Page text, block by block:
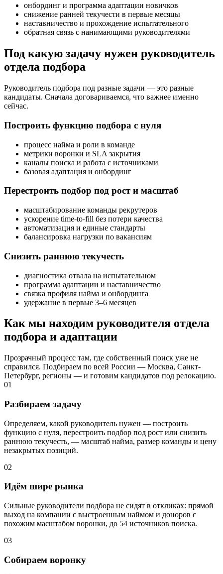
онбординг и программа адаптации новичков
снижение ранней текучести в первые месяцы
наставничество и прохождение испытательного
обратная связь с нанимающими руководителями
Под какую задачу нужен руководитель
отдела подбора
Руководитель подбора под разные задачи — это разные
кандидаты. Сначала договариваемся, что важнее именно
сейчас.
Построить функцию подбора с нуля
процесс найма и роли в команде
метрики воронки и SLA закрытия
каналы поиска и работа с источниками
базовая адаптация и онбординг
Перестроить подбор под рост и масштаб
масштабирование команды рекрутеров
ускорение time-to-fill без потери качества
автоматизация и единые стандарты
балансировка нагрузки по вакансиям
Снизить раннюю текучесть
диагностика отвала на испытательном
программа адаптации и наставничество
связка профиля найма и онбординга
удержание в первые 3–6 месяцев
Как мы находим руководителя отдела
подбора и адаптации
Прозрачный процесс там, где собственный поиск уже не
справился. Подбираем по всей России — Москва, Санкт-
Петербург, регионы — и готовим кандидатов под релокацию.
01
Разбираем задачу
Определяем, какой руководитель нужен — построить
функцию с нуля, перестроить подбор под рост или снизить
раннюю текучесть, — масштаб найма, размер команды и цену
незакрытых позиций.
02
Идём шире рынка
Сильные руководители подбора не сидят в откликах: прямой
выход на компании с выстроенным наймом и доноров с
похожим масштабом воронки, до 54 источников поиска.
03
Собираем воронку